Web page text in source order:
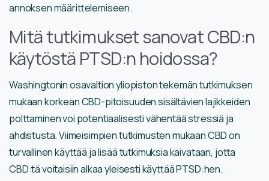
annoksen määrittelemiseen.
Mitä tutkimukset sanovat CBD:n
käytöstä PTSD:n hoidossa?
Washingtonin osavaltion yliopiston tekemän tutkimuksen
mukaan korkean CBD-pitoisuuden sisältävien lajikkeiden
polttaminen voi potentiaalisesti vähentää stressiä ja
ahdistusta. Viimeisimpien tutkimusten mukaan CBD on
turvallinen käyttää ja lisää tutkimuksia kaivataan, jotta
CBD:tä voitaisiin alkaa yleisesti käyttää PTSD:hen.